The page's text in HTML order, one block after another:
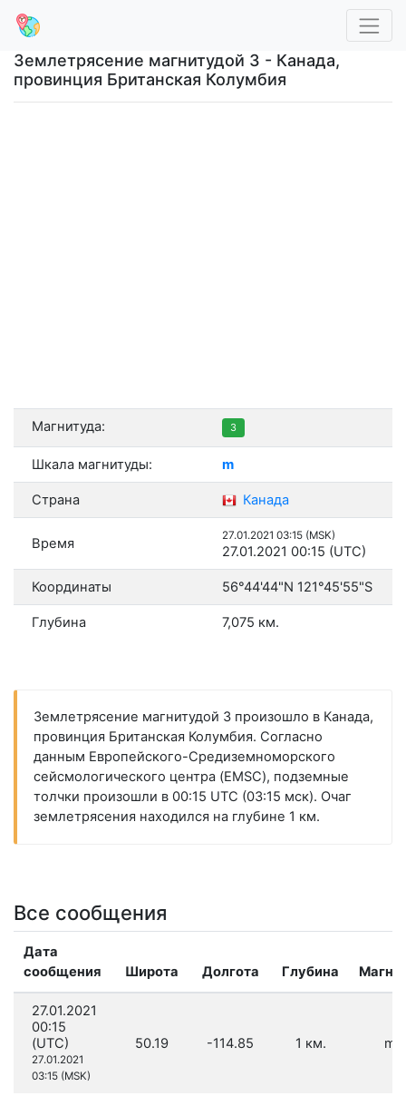
Землетрясение магнитудой 3 - Канада,
провинция Британская Колумбия
Магнитуда: 3
Шкала магнитуды: m
Страна Канада
Время 27.01.2021 03:15 (MSK)
27.01.2021 00:15 (UTC)
Координаты 56°44'44"N 121°45'55"S
Глубина 7,075 км.
Землетрясение магнитудой 3 произошло в Канада,
провинция Британская Колумбия. Согласно
данным Европейского-Средиземноморского
сейсмологического центра (EMSC), подземные
толчки произошли в 00:15 UTC (03:15 мск). Очаг
землетрясения находился на глубине 1 км.
Все сообщения
Дата
сообщения
Широта Долгота Глубина
27.01.2021
00:15
(UTC)
27.01.2021
03:15 (MSK)
50.19 -114.85 1 км. m